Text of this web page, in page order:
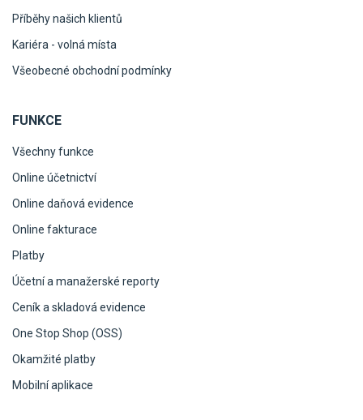
Příběhy našich klientů
Kariéra - volná místa
Všeobecné obchodní podmínky
FUNKCE
Všechny funkce
Online účetnictví
Online daňová evidence
Online fakturace
Platby
Účetní a manažerské reporty
Ceník a skladová evidence
One Stop Shop (OSS)
Okamžité platby
Mobilní aplikace